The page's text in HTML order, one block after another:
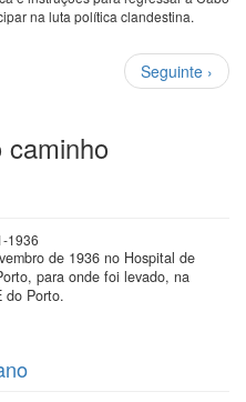
na luta política clandestina.
Próxima
página
Seguinte ›
1936
de 1936 no Hospital de
para onde foi levado, na
do Porto.